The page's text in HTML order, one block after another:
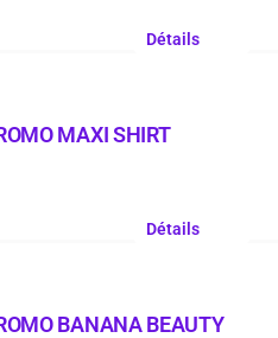
Détails
MAXI SHIRT
Détails
BANANA BEAUTY